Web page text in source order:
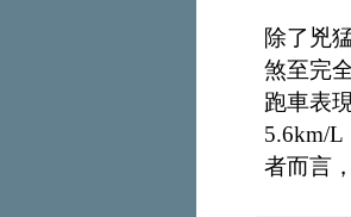
除了兇
煞至完
跑車表
5.6km/
者而言